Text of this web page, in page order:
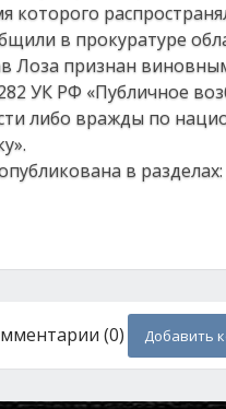
которого
в прокуратуре
Лоза признан
УК РФ «Публичное
либо вражды по
в разделах:
(0) Добавить